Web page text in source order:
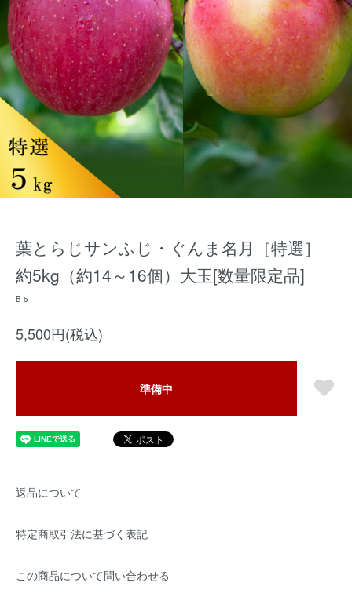
葉とらじサンふじ・ぐんま名月［特選］
約5kg（約14～16個）大玉[数量限定品]
B-5
5,500円(税込)
準備中
返品について
特定商取引法に基づく表記
この商品について問い合わせる